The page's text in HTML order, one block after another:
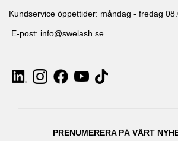
Kundservice öppettider: måndag - fredag
E-post: info@swelash.se
PRENUMERERA PÅ VÅRT